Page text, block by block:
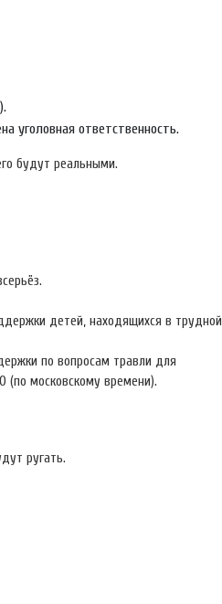
уголовная ответственность.
будут реальными.
детей, находящихся в трудной
по вопросам травли для
(по московскому времени).
ругать.